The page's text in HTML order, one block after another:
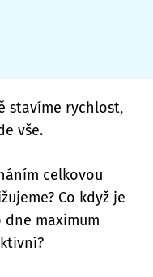
stavíme rychlost,
vše.
celkovou
Co když je
maximum